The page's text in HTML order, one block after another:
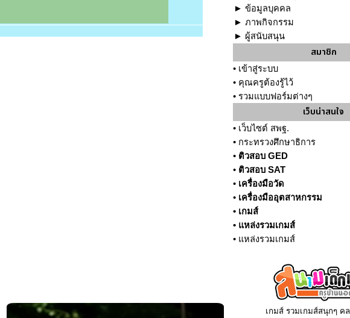
► ข้อมูลบุคคล
► ภาพกิจกรรม
► ผู้สนับสนุน
สมาชิก
• เข้าสู่ระบบ
• คุณครูต้องรู้ไว้
• รวมแบบฟอร์มต่างๆ
เว็บน่าสนใจ
• เว็บไซต์ สพฐ.
• กระทรวงศึกษาธิการ
• ติวสอบ GED
• ติวสอบ SAT
• เครื่องมือวัด
• เครื่องมืออุตสาหกรรม
• เกมส์
• แหล่งรวมเกมส์
• แหล่งรวมเกมส์
เกมส์ รวมเกมส์สนุกๆ ค